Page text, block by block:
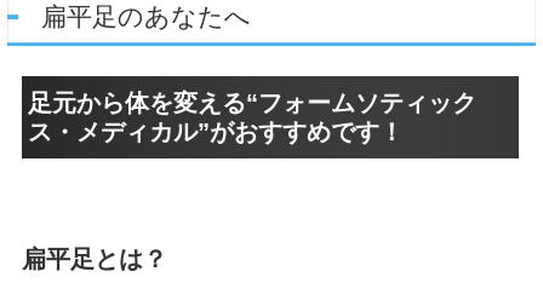
扁平足のあなたへ
足元から体を変える“フォームソティック
ス・メディカル”がおすすめです！
扁平足とは？